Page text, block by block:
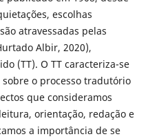
escolhas
atravessadas pelas
Albir, 2020),
(TT). O TT caracteriza-se
o processo tradutório
que consideramos
orientação, redação e
a importância de se